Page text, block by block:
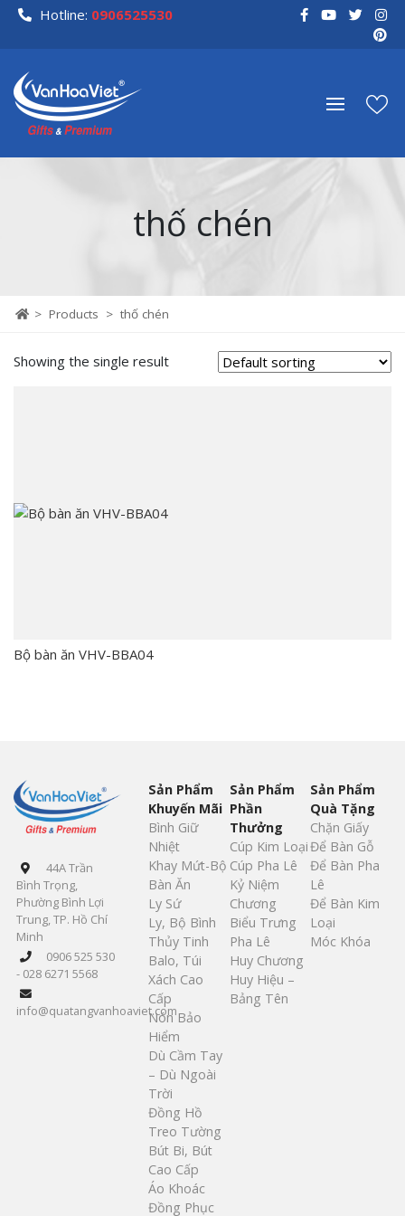
Skip
Hotline: 0906525530
thố chén
> Products > thố chén
Showing the single result
Bộ bàn ăn VHV-BBA04
44A Trần
Bình Trọng,
Phường Bình Lợi
Trung, TP. Hồ Chí
Minh
0906 525 530
- 028 6271 5568
info@quatangvanhoaviet.com
Sản Phẩm
Khuyến Mãi
Bình Giữ
Nhiệt
Khay Mứt-Bộ
Bàn Ăn
Ly Sứ
Ly, Bộ Bình
Thủy Tinh
Balo, Túi
Xách Cao
Cấp
Nón Bảo
Hiểm
Dù Cầm Tay
– Dù Ngoài
Trời
Đồng Hồ
Treo Tường
Bút Bi, Bút
Cao Cấp
Áo Khoác
Đồng Phục
Sản Phẩm
Phần
Thưởng
Cúp Kim Loại
Cúp Pha Lê
Kỷ Niệm
Chương
Biểu Trưng
Pha Lê
Huy Chương
Huy Hiệu –
Bảng Tên
Sản Phẩm
Quà Tặng
Chặn Giấy
Để Bàn Gỗ
Để Bàn Pha
Lê
Để Bàn Kim
Loại
Móc Khóa